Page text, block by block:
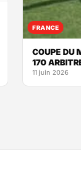
FRANCE
COUPE DU
170
11 juin 2026